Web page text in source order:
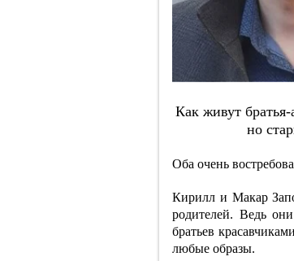
Кaк живут
нo
Оба очень
Кирилл и Макар
родителей. Ведь
братьев
любые образы.